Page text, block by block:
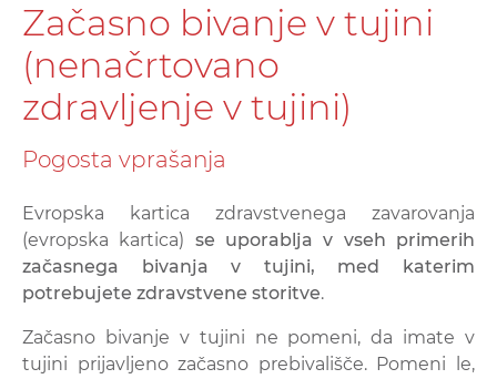
Začasno bivanje v tujini
(nenačrtovano
zdravljenje v tujini)
Pogosta vprašanja
Evropska kartica zdravstvenega zavarovanja
(evropska kartica) se uporablja v vseh primerih
začasnega bivanja v tujini, med katerim
potrebujete zdravstvene storitve.
Začasno bivanje v tujini ne pomeni, da imate v
tujini prijavljeno začasno prebivališče. Pomeni le,